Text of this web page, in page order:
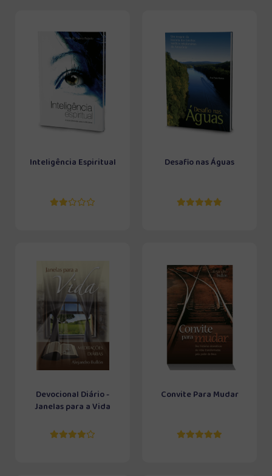
Inteligência Espiritual Desafio nas Águas
Devocional Diário -
Janelas para a Vida
Convite Para Mudar